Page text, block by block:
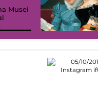
Musei